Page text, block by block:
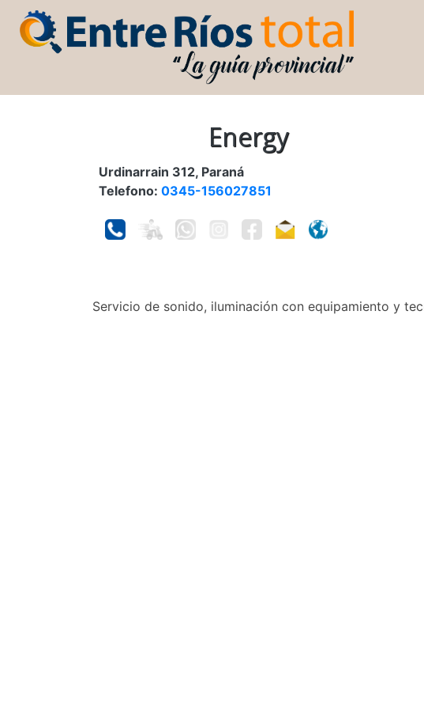
Energy
Urdinarrain 312, Paraná
Telefono: 0345-156027851
Servicio de sonido, iluminación con equipamiento y